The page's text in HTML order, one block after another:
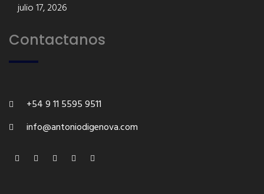
julio 17, 2026
Contactanos
+54 9 11 5595 9511
info@antoniodigenova.com